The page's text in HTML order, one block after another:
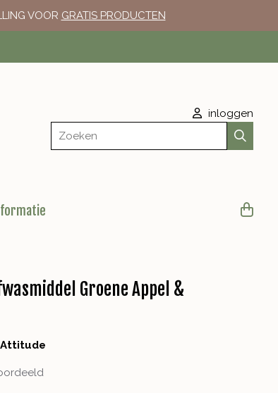
VOOR GRATIS PRODUCTEN
inloggen
Zoeken
Groene Appel &
Attitude